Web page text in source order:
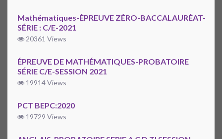
Mathématiques-ÉPREUVE ZÉRO-BACCALAURÉAT-
SÉRIE : C/E-2021
20361 Views
ÉPREUVE DE MATHÉMATIQUES-PROBATOIRE
SÉRIE C/E-SESSION 2021
19914 Views
PCT BEPC:2020
19729 Views